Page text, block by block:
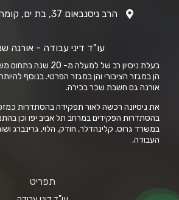
הרב ניסנבאום 37, בת ים, קומה 9 משרד 75
עו"ד דיני עבודה - אורנה
בעלת ניסיון רב של
הן במגזר הציבורי והן במגזר הפרטי. בנוסף
אורנה גם חשבת שכר בכירה.
את ניסיונה רכשה לאור תפקידה בהסתדרות
בהסתדרות הפקידים במרחב תל אביב יפו וכן
במשרד גרוס, קלינהדלר, חודק, הלוי, גרינברג
העבודה.
תפריט